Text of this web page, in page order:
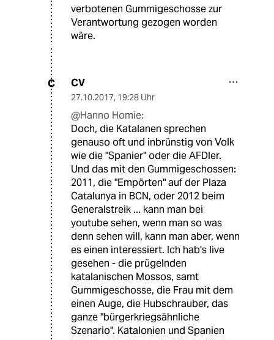
verbotenen Gummigeschosse zur
Verantwortung gezogen worden
wäre.
C CV
27.10.2017, 19:28 Uhr
@Hanno Homie:
Doch, die Katalanen sprechen
genauso oft und inbrünstig von Volk
wie die "Spanier" oder die AFDler.
Und das mit den Gummigeschossen:
2011, die "Empörten" auf der Plaza
Catalunya in BCN, oder 2012 beim
Generalstreik ... kann man bei
youtube sehen, wenn man so was
denn sehen will, kann man aber, wenn
es einen interessiert. Ich hab's live
gesehen - die prügelnden
katalanischen Mossos, samt
Gummigeschosse, die Frau mit dem
einen Auge, die Hubschrauber, das
ganze "bürgerkriegsähnliche
Szenario". Katalonien und Spanien